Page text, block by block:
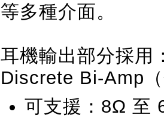
等多種介面。
耳機輸出部分採用
Discrete Bi-Amp
可支援：8Ω 至